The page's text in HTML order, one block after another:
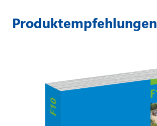
Produktempfehlungen